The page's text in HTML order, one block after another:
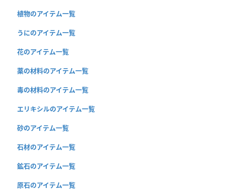
植物のアイテム一覧
うにのアイテム一覧
花のアイテム一覧
薬の材料のアイテム一覧
毒の材料のアイテム一覧
エリキシルのアイテム一覧
砂のアイテム一覧
石材のアイテム一覧
鉱石のアイテム一覧
原石のアイテム一覧